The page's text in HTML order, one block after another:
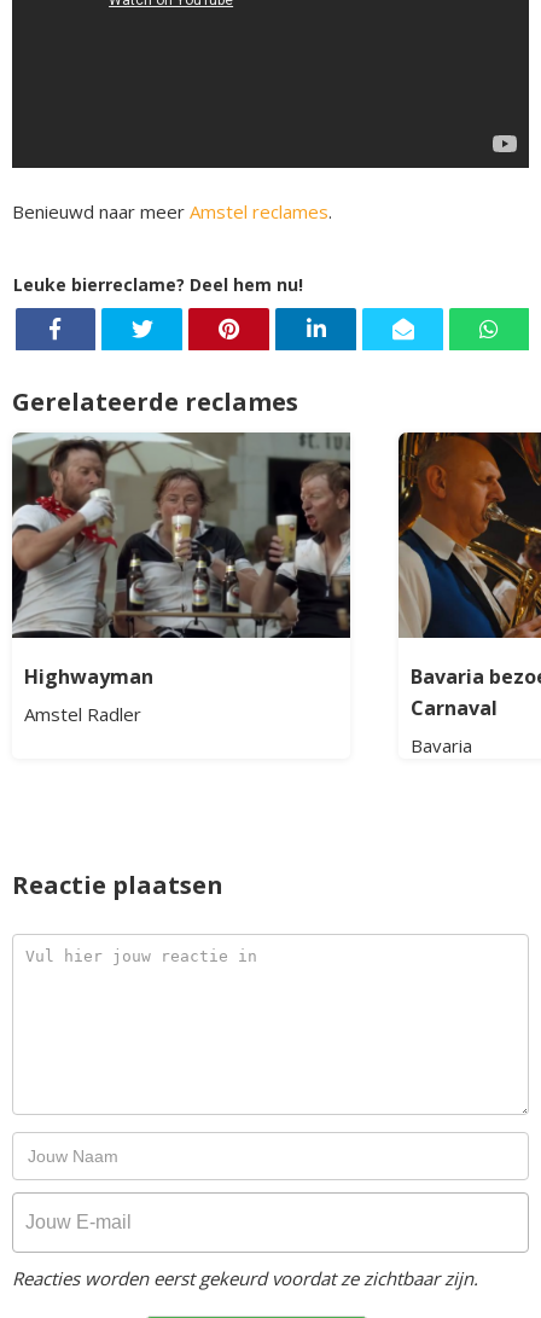
Benieuwd naar meer Amstel reclames.
Leuke bierreclame? Deel hem nu!
Gerelateerde reclames
Highwayman
Amstel Radler
Bavaria
Carnaval
Bavaria
Reactie plaatsen
Reacties worden eerst gekeurd voordat ze zichtbaar zijn.